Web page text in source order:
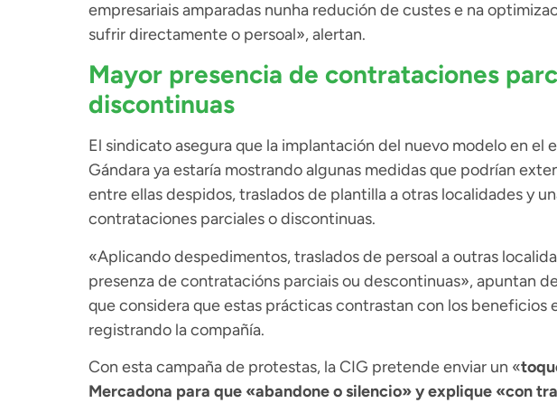
empresariais amparadas nunha redución de custes e na
sufrir directamente o persoal», alertan.
Mayor presencia de contrataciones
discontinuas
El sindicato asegura que la implantación del nuevo modelo en el
Gándara ya estaría mostrando algunas medidas que podrían
entre ellas despidos, traslados de plantilla a otras localidades y
contrataciones parciales o discontinuas.
«Aplicando despedimentos, traslados de persoal a outras
presenza de contratacións parciais ou descontinuas», apuntan
que considera que estas prácticas contrastan con los beneficios
registrando la compañía.
Con esta campaña de protestas, la CIG pretende enviar un «
Mercadona para que «abandone o silencio» y explique «con